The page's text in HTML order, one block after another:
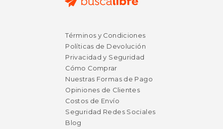
Términos y Condiciones
Políticas de Devolución
Privacidad y Seguridad
Cómo Comprar
Nuestras Formas de Pago
Opiniones de Clientes
Costos de Envío
Seguridad Redes Sociales
Blog